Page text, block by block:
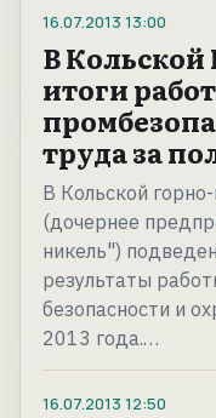
16.07.2013 13:00
В
итоги
труда за
В Кольской
(дочернее
никель")
результаты
безопасности и
2013 года.…
16.07.2013 12:50